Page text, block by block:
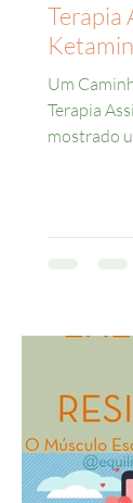
Terapia
Um
Terapia
mostrado